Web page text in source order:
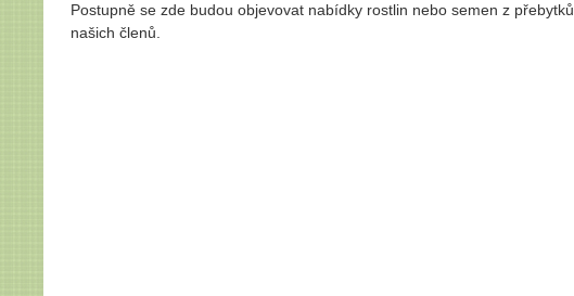
Postupně se zde budou objevovat nabídky rostlin nebo semen z přebytků
našich členů.